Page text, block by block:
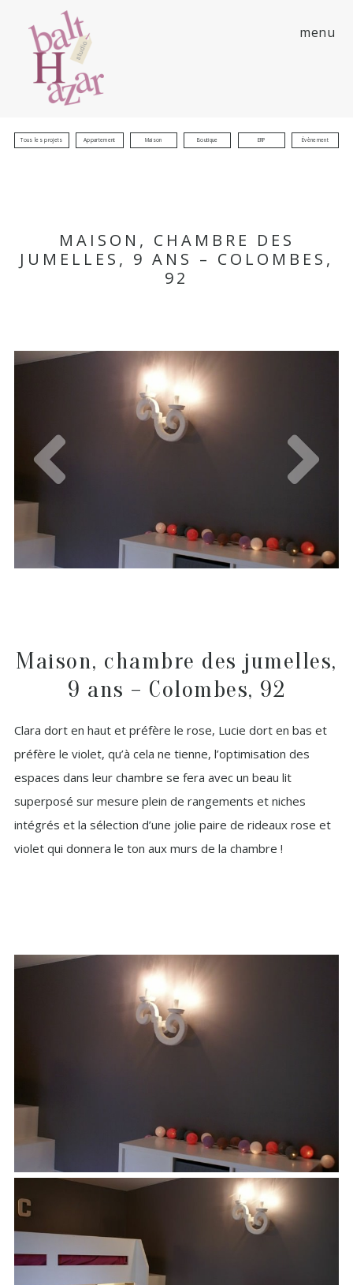
menu
Tous les projets Appartement Maison Boutique ERP Évènement
MAISON, CHAMBRE DES
JUMELLES, 9 ANS – COLOMBES,
92
Maison, chambre des jumelles,
9 ans – Colombes, 92
Clara dort en haut et préfère le rose, Lucie dort en bas et
préfère le violet, qu’à cela ne tienne, l’optimisation des
espaces dans leur chambre se fera avec un beau lit
superposé sur mesure plein de rangements et niches
intégrés et la sélection d’une jolie paire de rideaux rose et
violet qui donnera le ton aux murs de la chambre !